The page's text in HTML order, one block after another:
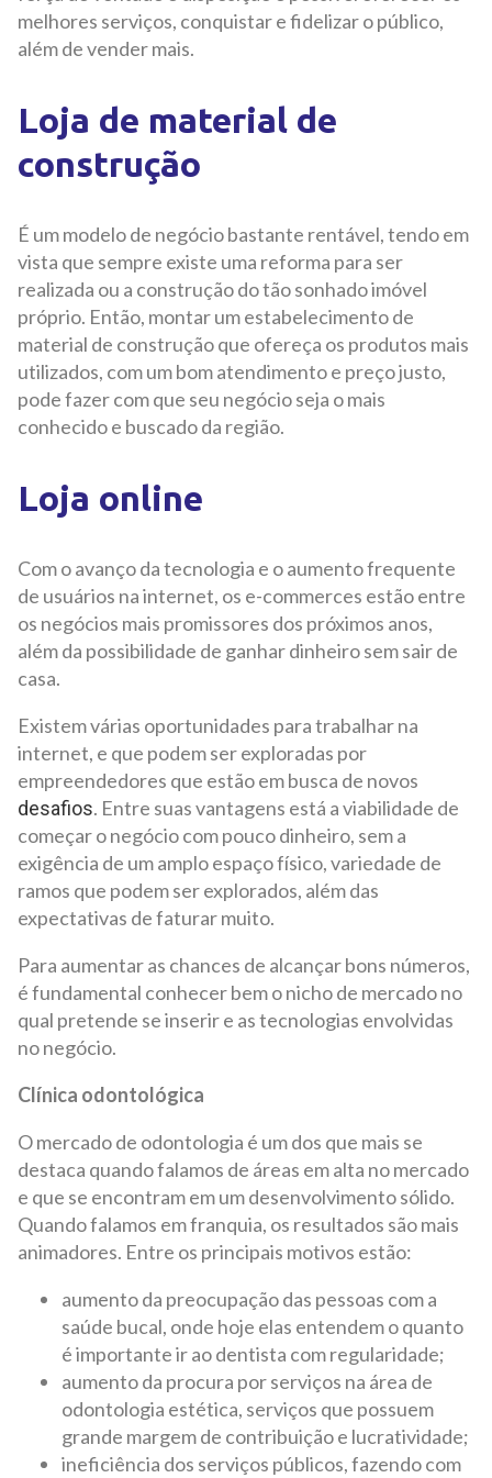
melhores serviços, conquistar e fidelizar o público,
além de vender mais.
Loja de material de
construção
É um modelo de negócio bastante rentável, tendo em
vista que sempre existe uma reforma para ser
realizada ou a construção do tão sonhado imóvel
próprio. Então, montar um estabelecimento de
material de construção que ofereça os produtos mais
utilizados, com um bom atendimento e preço justo,
pode fazer com que seu negócio seja o mais
conhecido e buscado da região.
Loja online
Com o avanço da tecnologia e o aumento frequente
de usuários na internet, os e-commerces estão entre
os negócios mais promissores dos próximos anos,
além da possibilidade de ganhar dinheiro sem sair de
casa.
Existem várias oportunidades para trabalhar na
internet, e que podem ser exploradas por
empreendedores que estão em busca de novos
desafios. Entre suas vantagens está a viabilidade de
começar o negócio com pouco dinheiro, sem a
exigência de um amplo espaço físico, variedade de
ramos que podem ser explorados, além das
expectativas de faturar muito.
Para aumentar as chances de alcançar bons números,
é fundamental conhecer bem o nicho de mercado no
qual pretende se inserir e as tecnologias envolvidas
no negócio.
Clínica odontológica
O mercado de odontologia é um dos que mais se
destaca quando falamos de áreas em alta no mercado
e que se encontram em um desenvolvimento sólido.
Quando falamos em franquia, os resultados são mais
animadores. Entre os principais motivos estão:
aumento da preocupação das pessoas com a
saúde bucal, onde hoje elas entendem o quanto
é importante ir ao dentista com regularidade;
aumento da procura por serviços na área de
odontologia estética, serviços que possuem
grande margem de contribuição e lucratividade;
ineficiência dos serviços públicos, fazendo com